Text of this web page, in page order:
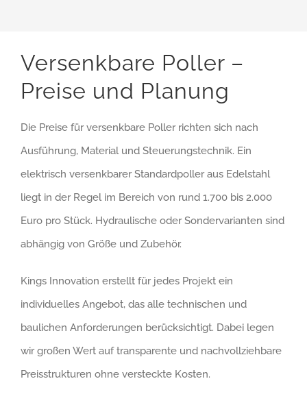
Versenkbare Poller –
Preise und Planung
Die Preise für versenkbare Poller richten sich nach
Ausführung, Material und Steuerungstechnik. Ein
elektrisch versenkbarer Standardpoller aus Edelstahl
liegt in der Regel im Bereich von rund 1.700 bis 2.000
Euro pro Stück. Hydraulische oder Sondervarianten sind
abhängig von Größe und Zubehör.
Kings Innovation erstellt für jedes Projekt ein
individuelles Angebot, das alle technischen und
baulichen Anforderungen berücksichtigt. Dabei legen
wir großen Wert auf transparente und nachvollziehbare
Preisstrukturen ohne versteckte Kosten.